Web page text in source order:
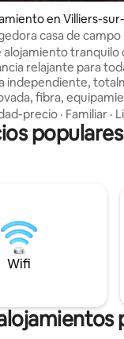
5 de 5, 39
en Villiers-
casa de
alojamiento tranquilo
relajante para
independiente,
fibra,
Jardín con zona de
acceso gratuito
aparcamiento
Guedelon y el
A 7 km de
puerto
panadería, tienda
precio · Familiar ·
Wifi